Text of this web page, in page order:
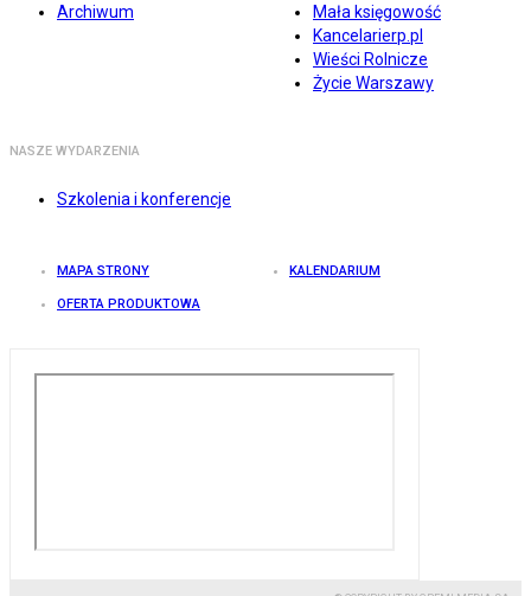
Archiwum
Mała księgowość
Kancelarierp.pl
Wieści Rolnicze
Życie Warszawy
NASZE WYDARZENIA
Szkolenia i konferencje
MAPA STRONY KALENDARIUM
OFERTA PRODUKTOWA